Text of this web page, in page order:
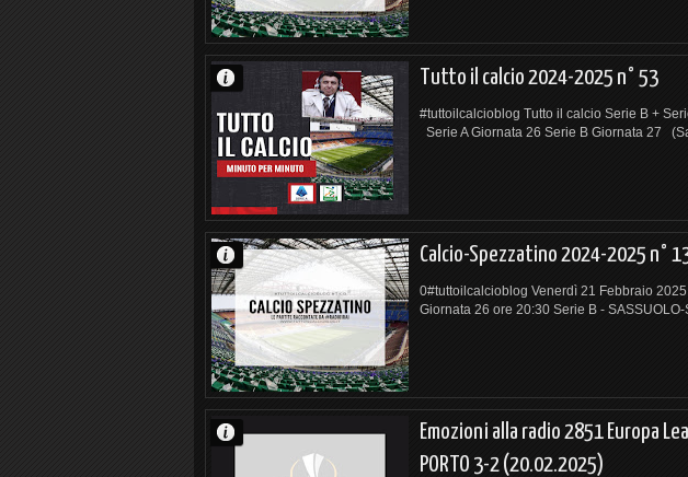
Tutto il calcio 2024-2025 n° 53
#tuttoilcalcioblog Tutto il calcio Serie B +
Serie A Giornata 26 Serie B Giornata 27
Calcio-Spezzatino 2024-2025 n°
0#tuttoilcalcioblog Venerdì 21 Febbraio
Giornata 26 ore 20:30 Serie B - SASSUOLO-
Emozioni alla radio 2851 Europa
PORTO 3-2 (20.02.2025)